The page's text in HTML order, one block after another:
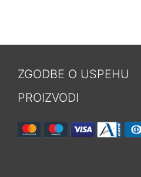
ZGODBE O USPEHU
PROIZVODI